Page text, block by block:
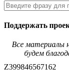
Поддержать
Все материалы
будем
Z399846567162